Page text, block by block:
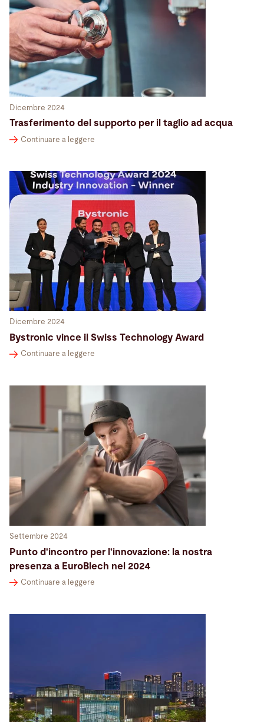
Dicembre 2024
Trasferimento del supporto per il taglio ad acqua
Continuare a leggere
Dicembre 2024
Bystronic vince il Swiss Technology Award
Continuare a leggere
Settembre 2024
Punto d'incontro per l'innovazione: la nostra
presenza a EuroBlech nel 2024
Continuare a leggere